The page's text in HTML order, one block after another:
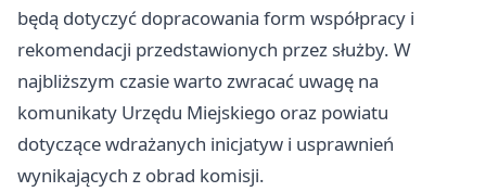
będą dotyczyć dopracowania form współpracy i
rekomendacji przedstawionych przez służby. W
najbliższym czasie warto zwracać uwagę na
komunikaty Urzędu Miejskiego oraz powiatu
dotyczące wdrażanych inicjatyw i usprawnień
wynikających z obrad komisji.